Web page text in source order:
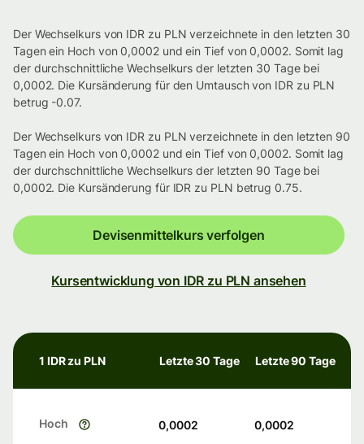
Der Wechselkurs von IDR zu PLN verzeichnete in den letzten 30
Tagen ein Hoch von 0,0002 und ein Tief von 0,0002. Somit lag
der durchschnittliche Wechselkurs der letzten 30 Tage bei
0,0002. Die Kursänderung für den Umtausch von IDR zu PLN
betrug -0.07.
Der Wechselkurs von IDR zu PLN verzeichnete in den letzten 90
Tagen ein Hoch von 0,0002 und ein Tief von 0,0002. Somit lag
der durchschnittliche Wechselkurs der letzten 90 Tage bei
0,0002. Die Kursänderung für IDR zu PLN betrug 0.75.
Devisenmittelkurs verfolgen
Kursentwicklung von IDR zu PLN ansehen
1 IDR zu PLN Letzte 30 Tage Letzte 90 Tage
Hoch 0,0002 0,0002